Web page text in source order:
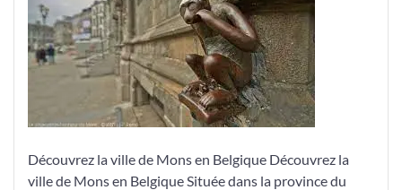
Trésors
de
Mons:
Histoire,
Culture
et
Découvrez la ville de Mons en Belgique Découvrez la
ville de Mons en Belgique Située dans la province du